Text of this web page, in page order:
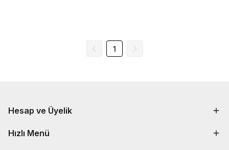
1
Hesap ve Üyelik
Hızlı Menü